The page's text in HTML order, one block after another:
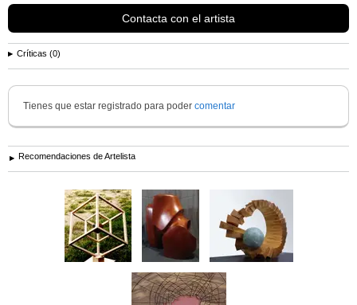
Contacta con el artista
Críticas (0)
Tienes que estar registrado para poder comentar
Recomendaciones de Artelista